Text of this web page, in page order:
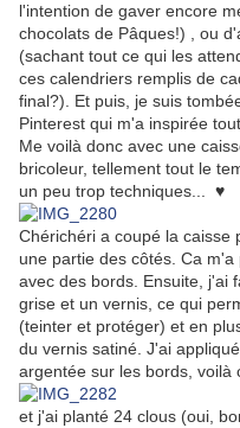
l'intention de gaver encore
chocolats de Pâques!) , ou
(sachant tout ce qui les
ces calendriers remplis de
final?). Et puis, je suis
Pinterest qui m'a inspirée tout
Me voilà donc avec une
bricoleur, tellement tout le
un peu trop techniques... ♥
Chérichéri a coupé la caisse
une partie des côtés. Ca
avec des bords. Ensuite, j'ai
grise et un vernis, ce qui
(teinter et protéger) et en
du vernis satiné. J'ai
argentée sur les bords, voilà
et j'ai planté 24 clous (oui,